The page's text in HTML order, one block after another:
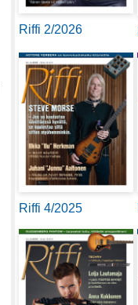
Riffi 2/2026
Riffi 4/2025